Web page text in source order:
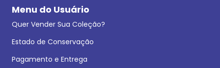
Menu do Usuário
Quer Vender Sua Coleção?
Estado de Conservação
Pagamento e Entrega